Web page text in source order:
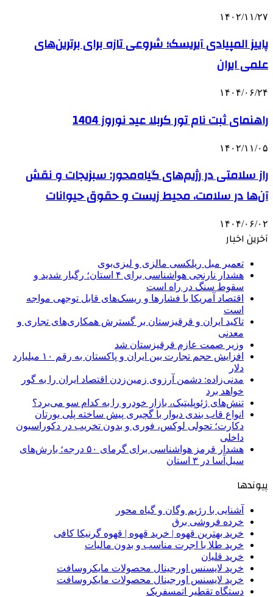
۱۴۰۲/۱۱/۲۷
پاییز المپیادی آیریسک؛ شروعی تازه برای برترین‌های
علمی ایران
۱۴۰۴/۰۶/۲۴
راهنمای ثبت نام تور کربلا عید نوروز 1404
۱۴۰۲/۱۱/۰۵
راز سلامتی در رژیم‌های گیاه‌محور: سبزیجات و نقش
آن‌ها در سلامت، محیط زیست و حقوق حیوانات
۱۴۰۴/۰۶/۰۲
آخرین اخبار
تعمیر مبل ریلکسی مالزی و لیزی‌بوی
هشدار نارنجی هواشناسی برای ۴ استان؛ رگبار شدید و
سقوط سنگ در راه است
اقتصاد آمریکا با فشارها و ریسک‌های قابل توجهی مواجه
است
تاکید ایران و قرقیزستان بر گسترش همکاری‌های تجاری و
معدنی
وزیر صمت عازم قرقیزستان شد
افزایش حجم تجارت بین ایران و پاکستان به رقم ۱۰ میلیارد
دلار
مدنی‌زاده: دشمن آرزوی زمین‌زدن اقتصاد ایران را به گور
خواهد برد
تنش‌های ژئوپلیتیک، بازار خودرو را به کدام سو می‌برد؟
انواع قاب بندی دیوار با گچبری پیش ساخته پلی یورتان
دکارت؛ تحولی لوکس، فوری و بدون تخریب در دکوراسیون
داخلی
هشدار قرمز هواشناسی برای گرمای ۵۰ درجه؛ بارش‌های
سیل‌آسا در ۳ استان
پیوندها
آشنایی با رژیم وگان و گیاه محور
خرده فروشی برق
خرید بهترین قهوه | خرید قهوه | قهوه گرنیکا کافی
خرید طلا با اجرت مناسب و بدون مالیات
خرید قلیان
خرید لایسنس اورجینال محصولات مایکروسافت
خرید لایسنس اورجینال محصولات مایکروسافت
دستگاه تقطیر اتمسفریک